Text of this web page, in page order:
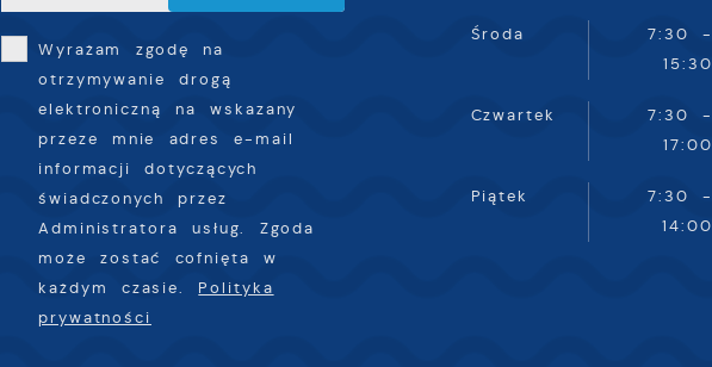
Wyrażam zgodę na
otrzymywanie drogą
elektroniczną na wskazany
przeze mnie adres e-mail
informacji dotyczących
świadczonych przez
Administratora usług. Zgoda
może zostać cofnięta w
każdym czasie. Polityka
prywatności
Środa
7:30 -
15:30
Czwartek
7:30 -
17:00
Piątek
7:30 -
14:00